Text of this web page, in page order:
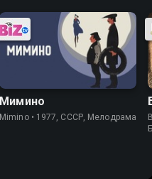
Мимино
Mimino • 1977, СССР, Мелодрама